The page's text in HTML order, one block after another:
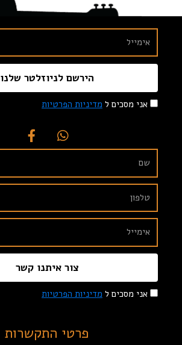
אני מסכים ל מדיניות הפרטיות
הירשם לניוזלטר שלנו
אני מסכים ל מדיניות הפרטיות
צור איתנו קשר
פרטי התקשרות